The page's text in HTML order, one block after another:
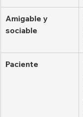
Amigable y
sociable
Paciente